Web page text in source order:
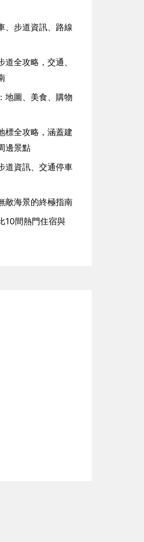
、步道資訊、路線
全攻略，交通、
地圖、美食、購物
標全攻略，涵蓋建
邊景點
道資訊、交通停車
敵海景的終極指南
10間熱門住宿與